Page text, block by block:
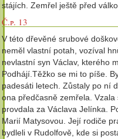
stájích. Zemřel ještě před
Č.p. 13
V této dřevěné srubové
neměl vlastní potah, vozíval
nevlastní syn Václav, kterého
Podhájí.Těžko se mi to píše.
padesáti letech. Zůstaly po ní
ona předčasně zemřela.
provdala za Václava Jelínka.
Marií Matysovou. Její rodiče
bydleli v Rudolfově, kde si